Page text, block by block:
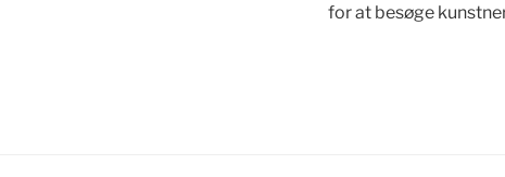
for at besøge